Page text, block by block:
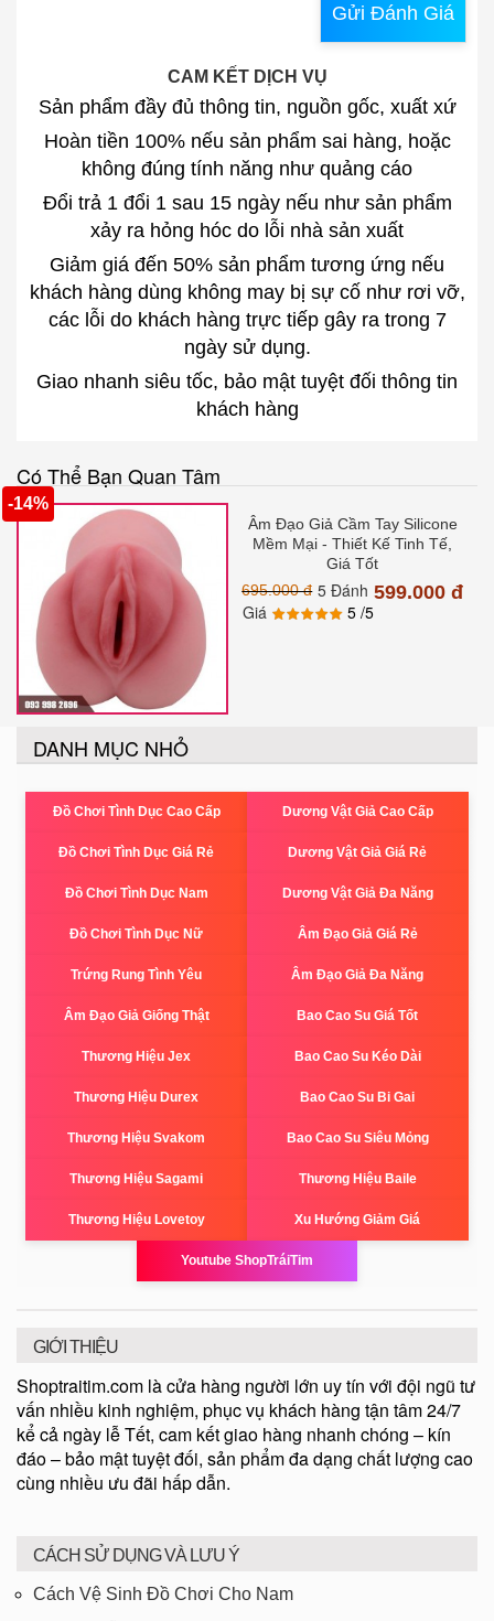
Gửi Đánh Giá
CAM KẾT DỊCH VỤ
Sản phẩm đầy đủ thông tin, nguồn gốc, xuất xứ
Hoàn tiền 100% nếu sản phẩm sai hàng, hoặc
không đúng tính năng như quảng cáo
Đổi trả 1 đổi 1 sau 15 ngày nếu như sản phẩm
xảy ra hỏng hóc do lỗi nhà sản xuất
Giảm giá đến 50% sản phẩm tương ứng nếu
khách hàng dùng không may bị sự cố như rơi vỡ,
các lỗi do khách hàng trực tiếp gây ra trong 7
ngày sử dụng.
Giao nhanh siêu tốc, bảo mật tuyệt đối thông tin
khách hàng
Có Thể Bạn Quan Tâm
Âm Đạo Giả Cầm Tay Silicone
Mềm Mại - Thiết Kế Tinh Tế,
Giá Tốt
695.000 đ
599.000 đ
-14%
5 Đánh
Giá
5 /5
DANH MỤC NHỎ
Đồ Chơi Tình Dục Cao Cấp Dương Vật Giả Cao Cấp
Đồ Chơi Tình Dục Giá Rẻ Dương Vật Giả Giá Rẻ
Đồ Chơi Tình Dục Nam Dương Vật Giả Đa Năng
Đồ Chơi Tình Dục Nữ Âm Đạo Giả Giá Rẻ
Trứng Rung Tình Yêu Âm Đạo Giả Đa Năng
Âm Đạo Giả Giống Thật Bao Cao Su Giá Tốt
Thương Hiệu Jex Bao Cao Su Kéo Dài
Thương Hiệu Durex Bao Cao Su Bi Gai
Thương Hiệu Svakom Bao Cao Su Siêu Mỏng
Thương Hiệu Sagami Thương Hiệu Baile
Thương Hiệu Lovetoy Xu Hướng Giảm Giá
Youtube ShopTráiTim
GIỚI THIỆU
Shoptraitim.com là cửa hàng người lớn uy tín với đội ngũ tư
vấn nhiều kinh nghiệm, phục vụ khách hàng tận tâm 24/7
kể cả ngày lễ Tết, cam kết giao hàng nhanh chóng – kín
đáo – bảo mật tuyệt đối, sản phẩm đa dạng chất lượng cao
cùng nhiều ưu đãi hấp dẫn.
CÁCH SỬ DỤNG VÀ LƯU Ý
Cách Vệ Sinh Đồ Chơi Cho Nam